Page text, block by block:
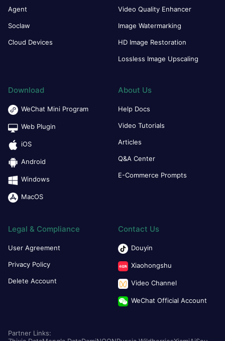
Agent
Soclaw
Cloud Devices
Video Quality Enhancer
Image Watermarking
HD Image Restoration
Lossless Image Upscaling
Download
WeChat Mini Program
Web Plugin
iOS
Android
Windows
MacOS
About Us
Help Docs
Video Tutorials
Articles
Q&A Center
E-Commerce Prompts
Legal & Compliance
User Agreement
Privacy Policy
Delete Account
Contact Us
Douyin
Xiaohongshu
Video Channel
WeChat Official Account
Partner Links: